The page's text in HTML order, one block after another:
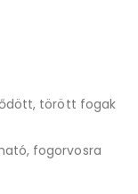
törött fogak
fogorvosra